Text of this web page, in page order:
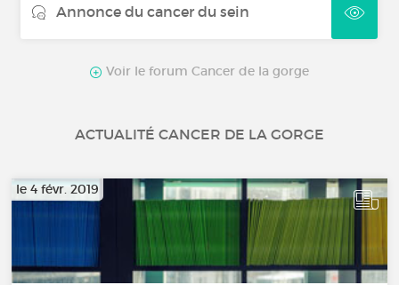
Annonce du cancer du sein
Voir le forum Cancer de la gorge
ACTUALITÉ CANCER DE LA GORGE
le 4 févr. 2019